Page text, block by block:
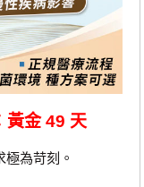
黃金 49 天
為苛刻。